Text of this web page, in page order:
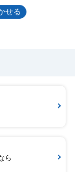
せる
ら